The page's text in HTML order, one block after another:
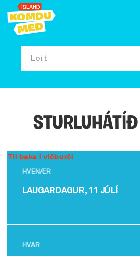
Leit
Til baka í viðburði
HVENÆR
LAUGARDAGUR, 11 JÚLÍ
HVAR